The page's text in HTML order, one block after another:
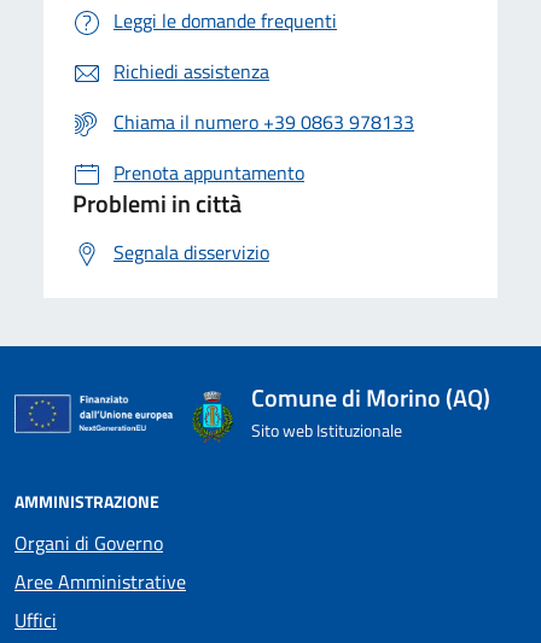
Leggi le domande frequenti
Richiedi assistenza
Chiama il numero +39 0863 978133
Prenota appuntamento
Problemi in città
Segnala disservizio
Comune di Morino (AQ)
Sito web Istituzionale
AMMINISTRAZIONE
Organi di Governo
Aree Amministrative
Uffici